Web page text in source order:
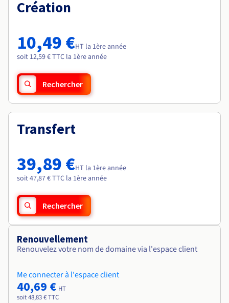
Tarifs
Roadmap & Changelog
Observabilité
Roadmap & Changelog
Roadmap & Changelog
Roadmap & Changelog
Roadmap & Changelog
Création
10,49 €HT la 1ère année
soit 12,59 € TTC la 1ère année
Rechercher
Transfert
39,89 €HT la 1ère année
soit 47,87 € TTC la 1ère année
Rechercher
Renouvellement
Renouvelez votre nom de domaine via l'espace client
Me connecter à l'espace client
40,69 € HT
soit 48,83 € TTC